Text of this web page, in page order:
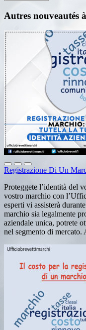
Autres nouveautés
Registrazione Di Un
Proteggete l’identità del
vostro marchio con
esperti vi assisterà
marchio sia legalmente
aziendale unica, potrete
nel segmento di